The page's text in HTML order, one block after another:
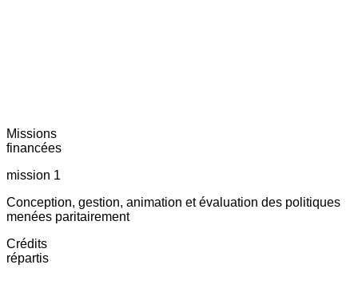
Missions
financées
mission 1
Conception, gestion, animation et évaluation des politiques
menées paritairement
Crédits
répartis